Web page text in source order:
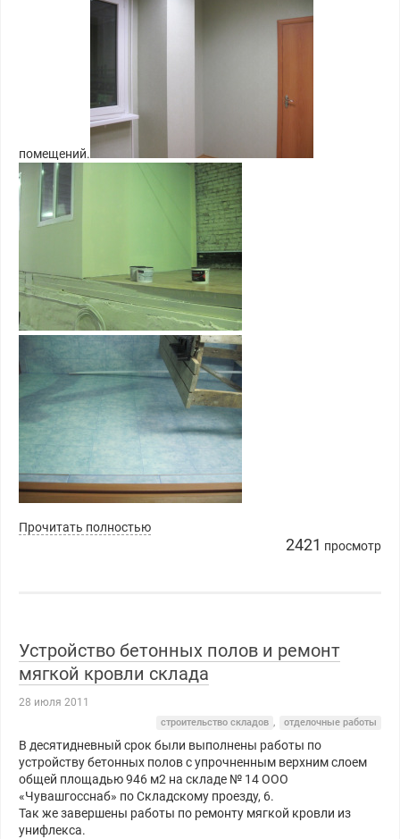
помещений.
Прочитать полностью
2421 просмотр
Устройство бетонных полов и ремонт
мягкой кровли склада
28 июля 2011
строительство складов , отделочные работы
В десятидневный срок были выполнены работы по
устройству бетонных полов с упрочненным верхним слоем
общей площадью 946 м2 на складе № 14 ООО
«Чувашгосснаб» по Складскому проезду, 6.
Так же завершены работы по ремонту мягкой кровли из
унифлекса.